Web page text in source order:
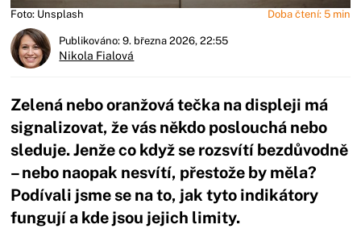
Foto: Unsplash Doba čtení: 5 min
Publikováno: 9. března 2026, 22:55
Nikola Fialová
Zelená nebo oranžová tečka na displeji má
signalizovat, že vás někdo poslouchá nebo
sleduje. Jenže co když se rozsvítí bezdůvodně
– nebo naopak nesvítí, přestože by měla?
Podívali jsme se na to, jak tyto indikátory
fungují a kde jsou jejich limity.